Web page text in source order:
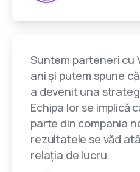
Suntem parteneri cu
ani și putem spune
a devenit una
Echipa lor se implică
parte din compania
rezultatele se văd
relația de lucru.